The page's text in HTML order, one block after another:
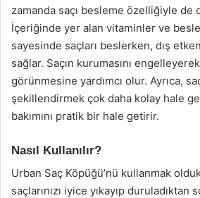
zamanda saçı besleme özelliğiyle de
İçeriğinde yer alan vitaminler ve
sayesinde saçları beslerken, dış
sağlar. Saçın kurumasını
görünmesine yardımcı olur. Ayrıca,
şekillendirmek çok daha kolay hale
bakımını pratik bir hale getirir.
Nasıl Kullanılır?
Urban Saç Köpüğü’nü kullanmak
saçlarınızı iyice yıkayıp